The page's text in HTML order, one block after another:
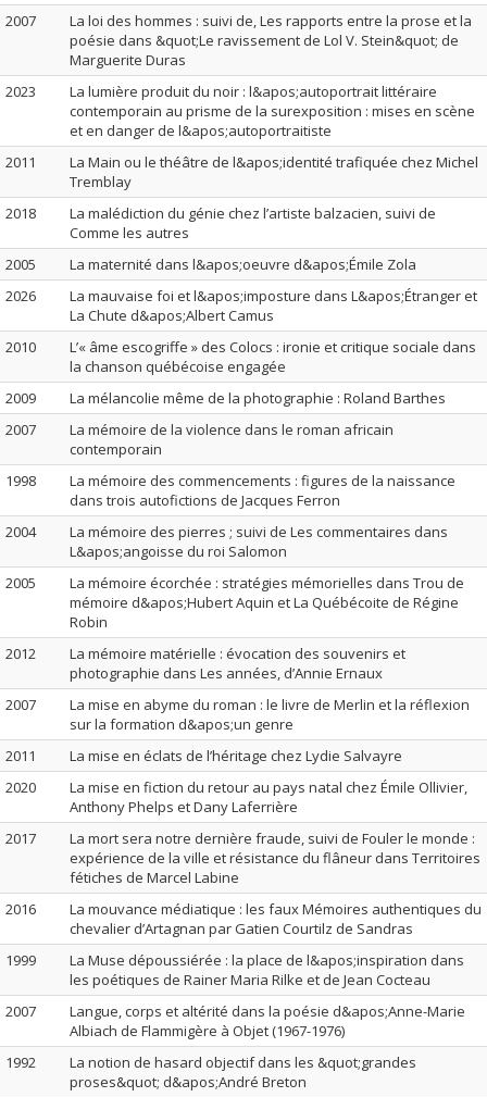
2007
La loi des hommes : suivi de, Les rapports entre la prose et la
poésie dans &quot;Le ravissement de Lol V. Stein&quot; de
Marguerite Duras
2023
La lumière produit du noir : l&apos;autoportrait littéraire
contemporain au prisme de la surexposition : mises en scène
et en danger de l&apos;autoportraitiste
2011
La Main ou le théâtre de l&apos;identité trafiquée chez Michel
Tremblay
2018
La malédiction du génie chez l’artiste balzacien, suivi de
Comme les autres
2005
La maternité dans l&apos;oeuvre d&apos;Émile Zola
2026
La mauvaise foi et l&apos;imposture dans L&apos;Étranger et
La Chute d&apos;Albert Camus
2010
L’« âme escogriffe » des Colocs : ironie et critique sociale dans
la chanson québécoise engagée
2009
La mélancolie même de la photographie : Roland Barthes
2007
La mémoire de la violence dans le roman africain
contemporain
1998
La mémoire des commencements : figures de la naissance
dans trois autofictions de Jacques Ferron
2004
La mémoire des pierres ; suivi de Les commentaires dans
L&apos;angoisse du roi Salomon
2005
La mémoire écorchée : stratégies mémorielles dans Trou de
mémoire d&apos;Hubert Aquin et La Québécoite de Régine
Robin
2012
La mémoire matérielle : évocation des souvenirs et
photographie dans Les années, d’Annie Ernaux
2007
La mise en abyme du roman : le livre de Merlin et la réflexion
sur la formation d&apos;un genre
2011
La mise en éclats de l’héritage chez Lydie Salvayre
2020
La mise en fiction du retour au pays natal chez Émile Ollivier,
Anthony Phelps et Dany Laferrière
2017
La mort sera notre dernière fraude, suivi de Fouler le monde :
expérience de la ville et résistance du flâneur dans Territoires
fétiches de Marcel Labine
2016
La mouvance médiatique : les faux Mémoires authentiques du
chevalier d’Artagnan par Gatien Courtilz de Sandras
1999
La Muse dépoussiérée : la place de l&apos;inspiration dans
les poétiques de Rainer Maria Rilke et de Jean Cocteau
2007
Langue, corps et altérité dans la poésie d&apos;Anne-Marie
Albiach de Flammigère à Objet (1967-1976)
1992
La notion de hasard objectif dans les &quot;grandes
proses&quot; d&apos;André Breton